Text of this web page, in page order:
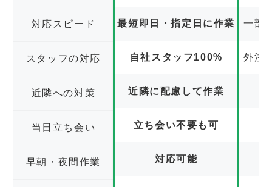
対応スピード
スタッフの対応
近隣への対策
当日立ち会い
早朝・夜間作業
最短即日・指定日に作業
自社スタッフ100%
近隣に配慮して作業
立ち会い不要も可
対応可能
一部
外注